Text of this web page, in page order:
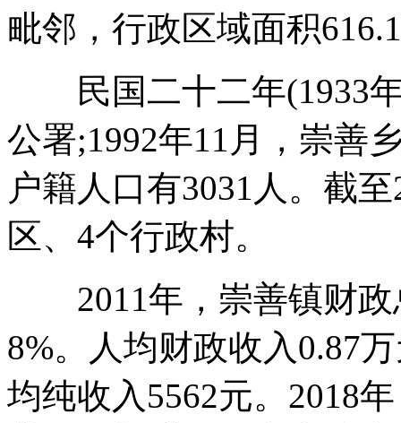
毗邻，行政区域面积
民国二十二年(1933年
公署;1992年11月，崇善
户籍人口有3031人。截
区、4个行政村。
2011年，崇善镇财政
8%。人均财政收入0.87
均纯收入5562元。2018